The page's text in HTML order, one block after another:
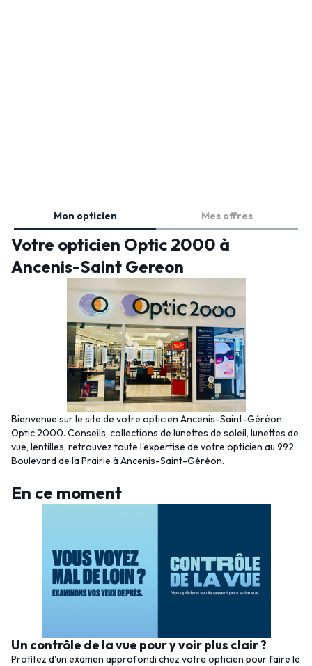
Mon opticien Mes offres
Votre opticien Optic 2000 à
Ancenis-Saint Gereon
Bienvenue sur le site de votre opticien Ancenis-Saint-Géréon
Optic 2000. Conseils, collections de lunettes de soleil, lunettes de
vue, lentilles, retrouvez toute l'expertise de votre opticien au 992
Boulevard de la Prairie à Ancenis-Saint-Géréon.
En ce moment
Un contrôle de la vue pour y voir plus clair ?
Profitez d'un examen approfondi chez votre opticien pour faire le